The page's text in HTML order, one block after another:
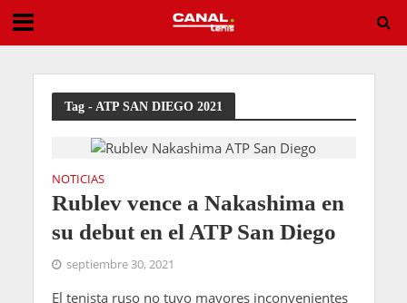
Nunca es tarde: Poullain celebra su primer título Challenger a los 30 años
Tag - ATP SAN DIEGO 2021
NOTICIAS
Rublev vence a Nakashima en
su debut en el ATP San Diego
septiembre 30, 2021
El tenista ruso no tuvo mayores inconvenientes